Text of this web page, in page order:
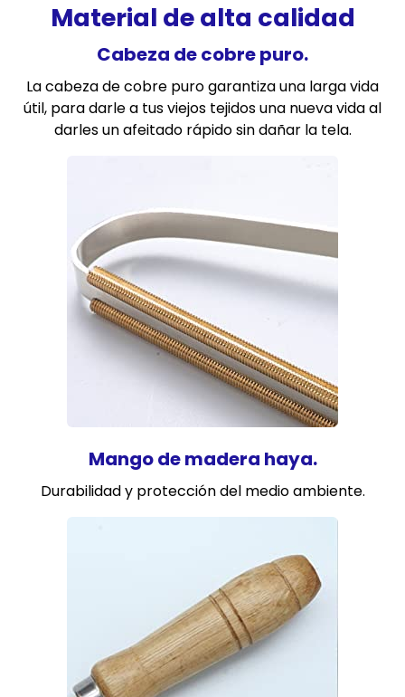
Material de alta calidad
Cabeza de cobre puro.
La cabeza de cobre puro garantiza una larga vida
útil, para darle a tus viejos tejidos una nueva vida al
darles un afeitado rápido sin dañar la tela.
Mango de madera haya.
Durabilidad y protección del medio ambiente.